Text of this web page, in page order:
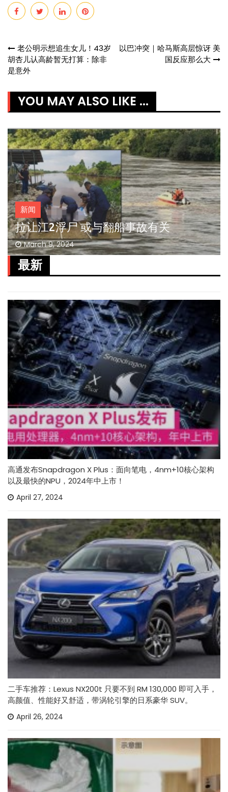
Post
navigation
老公明示想追生女儿！43岁
胡杏儿认高龄暂无打算：除非
是意外
以巴冲突｜哈马斯高层惊讶 美
国反应那么大
YOU MAY ALSO LIKE ...
新闻
拉让江2浮尸 或与翻船事故有关
March 9, 2024
最新
高通发布Snapdragon X Plus：面向笔电，4nm+10核心架构
以及最快的NPU，2024年中上市！
April 27, 2024
二手车推荐：Lexus NX200t 只要不到 RM 130,000 即可入手，
高颜值、性能好又舒适，带涡轮引擎的日系豪华 SUV。
April 26, 2024